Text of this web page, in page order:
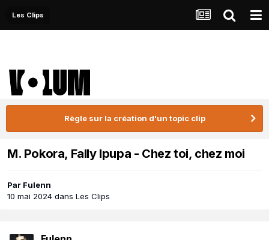
Les Clips
Règle sur la création d'un topic clip
M. Pokora, Fally Ipupa - Chez toi, chez moi
Par Fulenn
10 mai 2024 dans Les Clips